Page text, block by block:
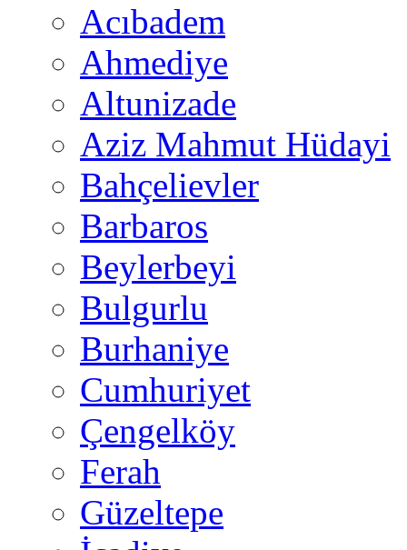
Acıbadem
Ahmediye
Altunizade
Aziz Mahmut Hüdayi
Bahçelievler
Barbaros
Beylerbeyi
Bulgurlu
Burhaniye
Cumhuriyet
Çengelköy
Ferah
Güzeltepe